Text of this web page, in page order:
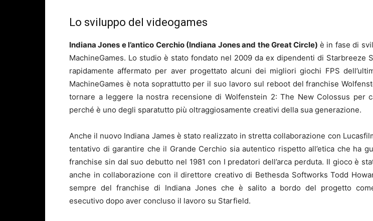
Lo sviluppo del videogames
Indiana Jones e l’antico Cerchio (Indiana Jones and the Great Circle) è in fase di
MachineGames. Lo studio è stato fondato nel 2009 da ex dipendenti di Starbreeze
rapidamente affermato per aver progettato alcuni dei migliori giochi FPS
MachineGames è nota soprattutto per il suo lavoro sul reboot del franchise
tornare a leggere la nostra recensione di Wolfenstein 2: The New Colossus per
perché è uno degli sparatutto più oltraggiosamente creativi della sua generazione.
Anche il nuovo Indiana James è stato realizzato in stretta collaborazione con
tentativo di garantire che il Grande Cerchio sia autentico rispetto all’etica che ha
franchise sin dal suo debutto nel 1981 con I predatori dell’arca perduta. Il gioco è
anche in collaborazione con il direttore creativo di Bethesda Softworks Todd
sempre del franchise di Indiana Jones che è salito a bordo del progetto
esecutivo dopo aver concluso il lavoro su Starfield.